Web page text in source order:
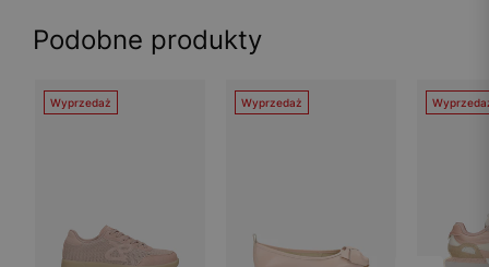
Podobne produkty
Wyprzedaż Wyprzedaż